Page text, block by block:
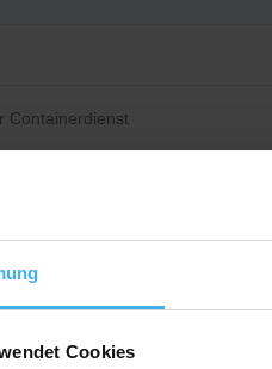
Cookies
Containerdienst